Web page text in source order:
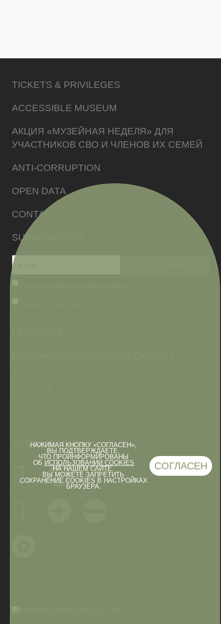
НАЖИМАЯ КНОПКУ «СОГЛАСЕН»,
ВЫ ПОДТВЕРЖДАЕТЕ,
ЧТО ПРОИНФОРМИРОВАНЫ
ОБ ИСПОЛЬЗОВАНИИ COOKIES
НА НАШЕМ САЙТЕ.
ВЫ МОЖЕТЕ ЗАПРЕТИТЬ
СОХРАНЕНИЕ COOKIES В НАСТРОЙКАХ
БРАУЗЕРА.
СОГЛАСЕН
TICKETS & PRIVILEGES
ACCESSIBLE MUSEUM
АКЦИЯ «МУЗЕЙНАЯ НЕДЕЛЯ» ДЛЯ
УЧАСТНИКОВ СВО И ЧЛЕНОВ ИХ СЕМЕЙ
ANTI-CORRUPTION
OPEN DATA
CONTACTS
THE MUSEUM IN
SUBSCRIPTION